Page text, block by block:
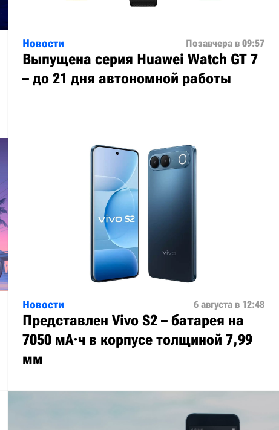
Новости Позавчера в 09:57
Выпущена серия Huawei Watch GT 7
– до 21 дня автономной работы
Новости 6 августа в 12:48
Представлен Vivo S2 – батарея на
7050 мА·ч в корпусе толщиной 7,99
мм